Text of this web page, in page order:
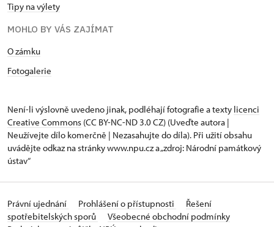
Tipy na výlety
MOHLO BY VÁS ZAJÍMAT
O zámku
Fotogalerie
Není-li výslovně uvedeno jinak, podléhají fotografie a texty licenci
Creative Commons (CC BY-NC-ND 3.0 CZ) (Uveďte autora |
Neužívejte dílo komerčně | Nezasahujte do díla). Při užití obsahu
uvádějte odkaz na stránky www.npu.cz a „zdroj: Národní památkový
ústav“
Právní ujednání Prohlášení o přístupnosti
Řešení
spotřebitelských sporů
Všeobecné obchodní podmínky